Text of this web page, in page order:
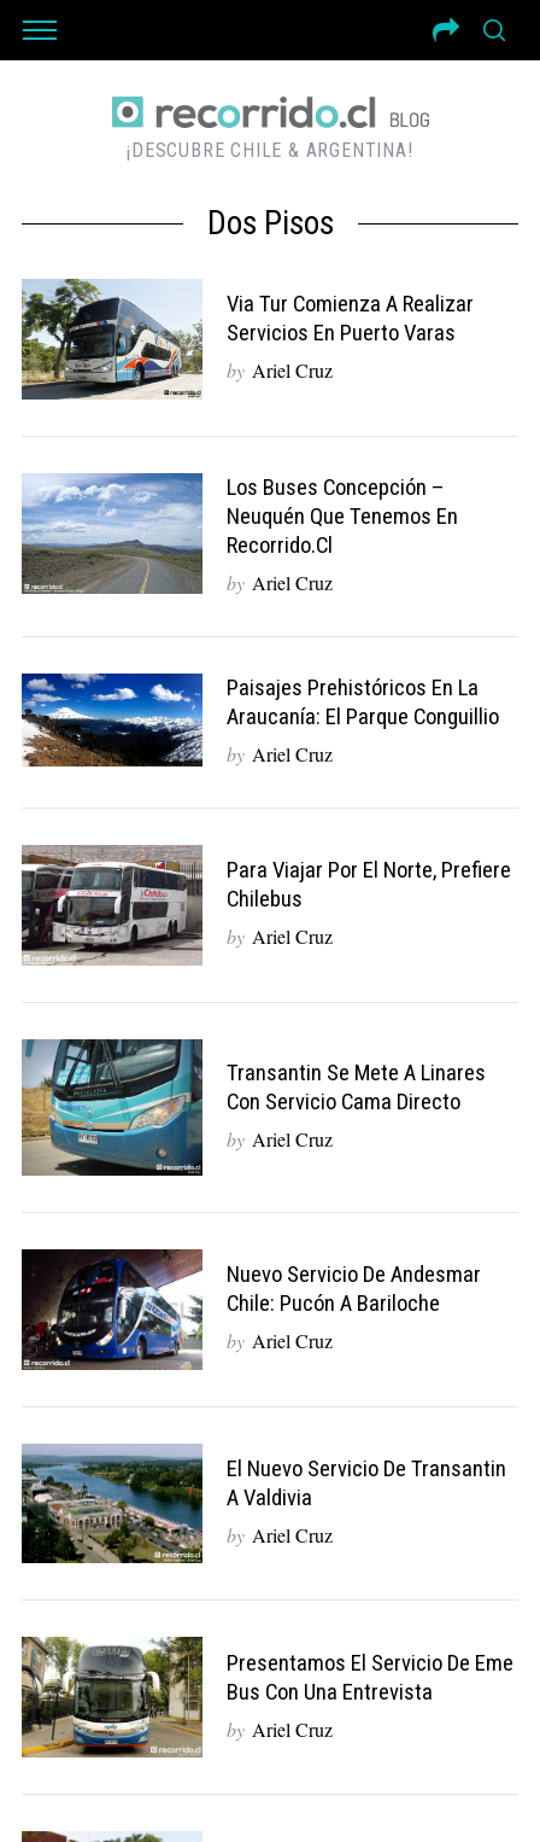
¡DESCUBRE CHILE & ARGENTINA!
Dos Pisos
Via Tur Comienza A Realizar
Servicios En Puerto Varas
by Ariel Cruz
Los Buses Concepción –
Neuquén Que Tenemos En
Recorrido.cl
by Ariel Cruz
Paisajes Prehistóricos En La
Araucanía: El Parque Conguillio
by Ariel Cruz
Para Viajar Por El Norte, Prefiere
Chilebus
by Ariel Cruz
Transantin Se Mete A Linares
Con Servicio Cama Directo
by Ariel Cruz
Nuevo Servicio De Andesmar
Chile: Pucón A Bariloche
by Ariel Cruz
El Nuevo Servicio De Transantin
A Valdivia
by Ariel Cruz
Presentamos El Servicio De Eme
Bus Con Una Entrevista
by Ariel Cruz